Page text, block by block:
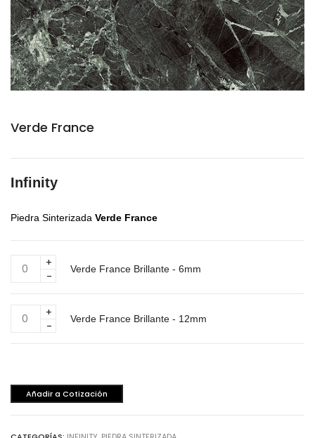
Verde France
Infinity
Piedra Sinterizada Verde France
Verde
France
6mm
Verde France Brillante - 6mm
Verde
France
cantidad
Verde France Brillante - 12mm
Añadir a Cotización